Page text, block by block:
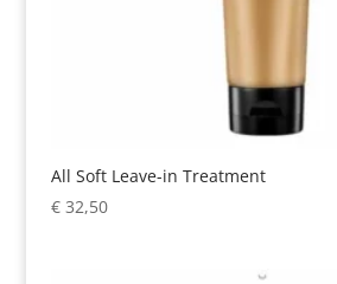
All Soft Leave-in Treatment
€32,50